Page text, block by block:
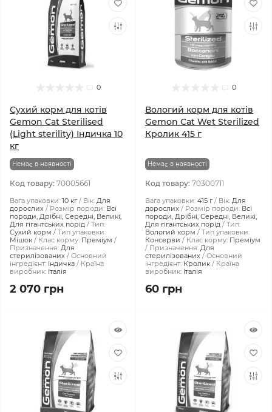
0
Сухий корм для котів
Gemon Cat Sterilised
(Light sterility) Індичка 10
кг
Немає в наявності
Код товару: 70005661
Вага упаковки: 10 кг Вік: Для
дорослих
Розмір породи: Всі
породи, Дрібні, Середні, Великі,
Для гігантських порід
Тип:
Сухий корм
Тип упаковки:
Мішок
Клас корму: Преміум
Призначення: Для
стерилізованих
Основний
інгредієнт: Індичка
Країна
виробник: Італія
2 070 грн
0
Вологий корм для котів
Gemon Cat Wet Sterilized
Кролик 415 г
Немає в наявності
Код товару: 70300711
Вага упаковки: 415 г Вік: Для
дорослих
Розмір породи: Всі
породи, Дрібні, Середні, Великі,
Для гігантських порід
Тип:
Вологий корм
Тип упаковки:
Консерви
Клас корму: Преміум
Призначення: Для
стерилізованих
Основний
інгредієнт: Кролик
Країна
виробник: Італія
60 грн